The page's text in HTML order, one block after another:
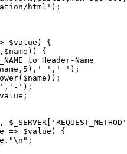
html');
$value) {
{
to Header-Name
');
');
=> $value) {